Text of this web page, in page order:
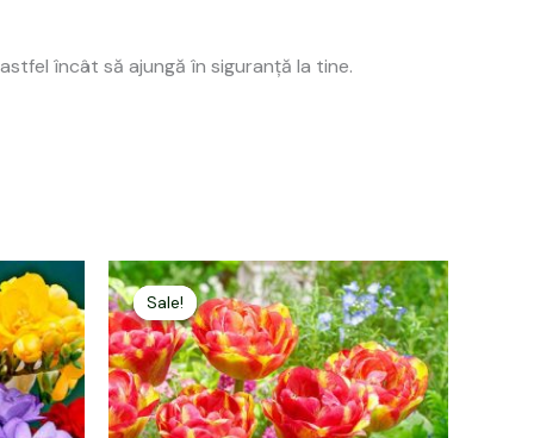
încât să ajungă în siguranță la tine.
Sale!
Sale!
Prețul
inițial
a
fost:
19,00 lei.
Prețul
curent
este:
14,00 lei.